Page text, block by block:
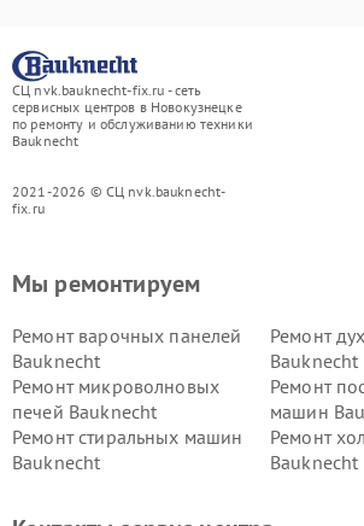
СЦ nvk.bauknecht-fix.ru - сеть
сервисных центров в Новокузнецке
по ремонту и обслуживанию техники
Bauknecht
2021-2026 © СЦ nvk.bauknecht-
fix.ru
Мы ремонтируем
Ремонт варочных панелей
Bauknecht
Ремонт
Bauknecht
Ремонт микроволновых
печей Bauknecht
Ремонт
машин
Ремонт стиральных машин
Bauknecht
Ремонт
Bauknecht